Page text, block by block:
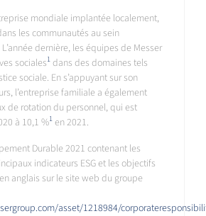
mondiale implantée localement,
les communautés au sein
dernière, les équipes de Messer
sociales1 dans des domaines tels
sociale. En s’appuyant sur son
l’entreprise familiale a également
de rotation du personnel, qui est
à 10,1 %1 en 2021.
Durable 2021 contenant les
indicateurs ESG et les objectifs
anglais sur le site web du groupe
asset/1218984/